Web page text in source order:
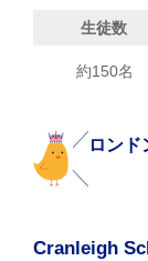
生徒数
約150名
ロン
Cranleigh